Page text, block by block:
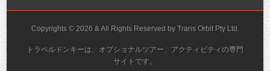
Copyrights © 2026 & All Rights Reserved by Trans Orbit Pty Ltd.
トラベルドンキーは、オプショナルツアー、アクティビティの専門
サイトです。